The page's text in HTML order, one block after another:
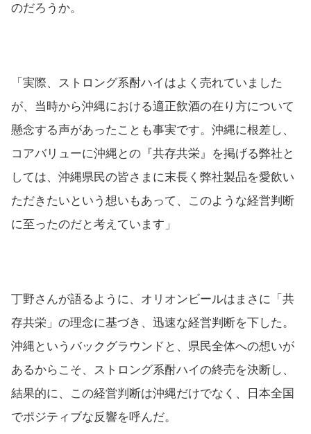
のだろうか。
「実際、ストロング系酎ハイはよく売れていました
が、当時から沖縄における適正飲酒の在り方について
懸念する声があったことも事実です。沖縄に根差し、
コアバリューに沖縄との『共存共栄』を掲げる弊社と
しては、沖縄県民の皆さまに末長く弊社製品を愛飲い
ただきたいという想いもあって、このような経営判断
に至ったのだと考えています」
丁野さんが語るように、オリオンビールはまさに「共
存共栄」の理念に基づき、迅速な経営判断を下した。
沖縄というバックグラウンドと、県民全体への想いが
あるからこそ、ストロング系酎ハイの終売を決断し、
結果的に、この経営判断は沖縄だけでなく、日本全国
でポジティブな反響を呼んだ。